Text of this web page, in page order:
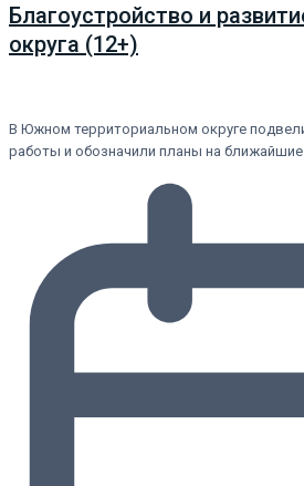
Благоустройство и
округа (12+)
В Южном территориальном округе
работы и обозначили планы на